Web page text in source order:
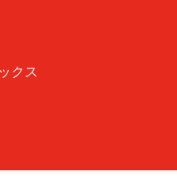
クス